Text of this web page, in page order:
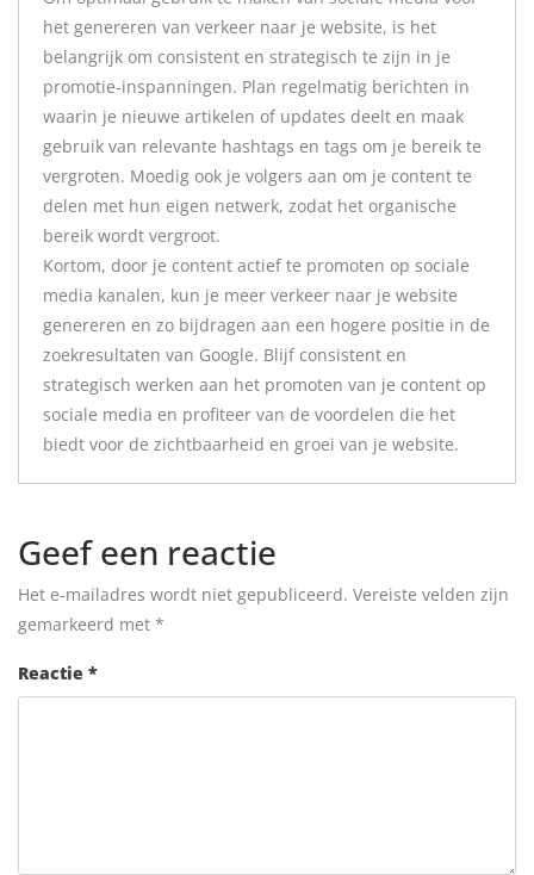
het genereren van verkeer naar je website, is het
belangrijk om consistent en strategisch te zijn in je
promotie-inspanningen. Plan regelmatig berichten in
waarin je nieuwe artikelen of updates deelt en maak
gebruik van relevante hashtags en tags om je bereik te
vergroten. Moedig ook je volgers aan om je content te
delen met hun eigen netwerk, zodat het organische
bereik wordt vergroot.
Kortom, door je content actief te promoten op sociale
media kanalen, kun je meer verkeer naar je website
genereren en zo bijdragen aan een hogere positie in de
zoekresultaten van Google. Blijf consistent en
strategisch werken aan het promoten van je content op
sociale media en profiteer van de voordelen die het
biedt voor de zichtbaarheid en groei van je website.
Geef een reactie
Het e-mailadres wordt niet gepubliceerd. Vereiste velden zijn
gemarkeerd met *
Reactie *